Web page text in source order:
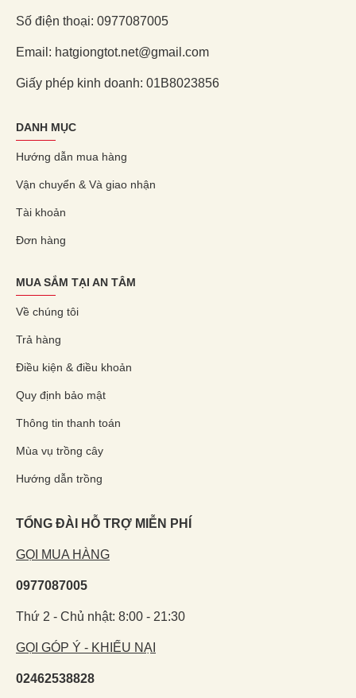
Số điện thoại: 0977087005
Email: hatgiongtot.net@gmail.com
Giấy phép kinh doanh: 01B8023856
DANH MỤC
Hướng dẫn mua hàng
Vận chuyển & Và giao nhận
Tài khoản
Đơn hàng
MUA SẮM TẠI AN TÂM
Về chúng tôi
Trả hàng
Điều kiện & điều khoản
Quy định bảo mật
Thông tin thanh toán
Mùa vụ trồng cây
Hướng dẫn trồng
TỔNG ĐÀI HỖ TRỢ MIỄN PHÍ
GỌI MUA HÀNG
0977087005
Thứ 2 - Chủ nhật: 8:00 - 21:30
GỌI GÓP Ý - KHIẾU NẠI
02462538828